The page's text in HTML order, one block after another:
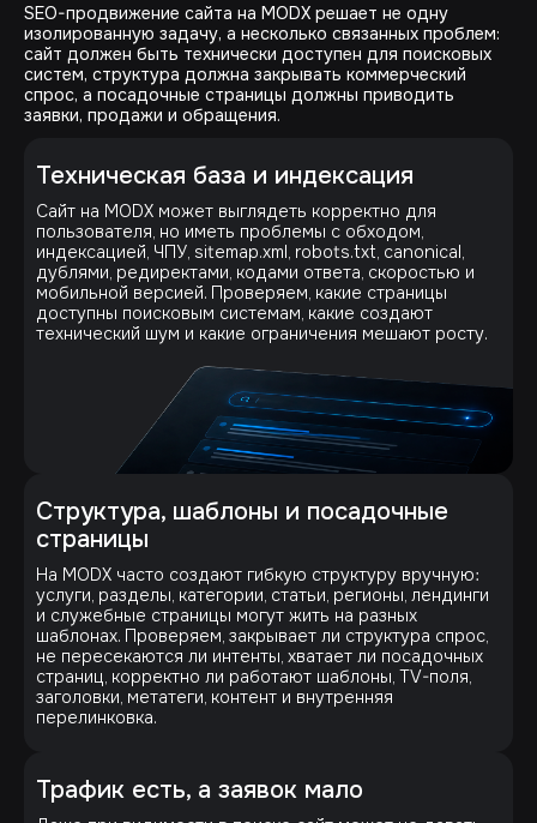
SEO-продвижение сайта на MODX решает не одну
изолированную задачу, а несколько связанных проблем:
сайт должен быть технически доступен для поисковых
систем, структура должна закрывать коммерческий
спрос, а посадочные страницы должны приводить
заявки, продажи и обращения.
Техническая база и индексация
Сайт на MODX может выглядеть корректно для
пользователя, но иметь проблемы с обходом,
индексацией, ЧПУ, sitemap.xml, robots.txt, canonical,
дублями, редиректами, кодами ответа, скоростью и
мобильной версией. Проверяем, какие страницы
доступны поисковым системам, какие создают
технический шум и какие ограничения мешают росту.
Структура, шаблоны и посадочные
страницы
На MODX часто создают гибкую структуру вручную:
услуги, разделы, категории, статьи, регионы, лендинги
и служебные страницы могут жить на разных
шаблонах. Проверяем, закрывает ли структура спрос,
не пересекаются ли интенты, хватает ли посадочных
страниц, корректно ли работают шаблоны, TV-поля,
заголовки, метатеги, контент и внутренняя
перелинковка.
Трафик есть, а заявок мало